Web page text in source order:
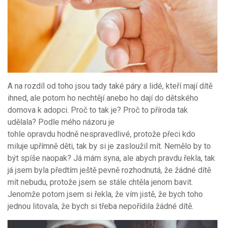
A na rozdíl od toho jsou tady také páry a lidé, kteří mají dítě
ihned, ale potom ho nechtějí anebo ho dají do dětského
domova k adopci. Proč to tak je? Proč to příroda tak
udělala? Podle mého názoru je
tohle opravdu hodně nespravedlivé, protože přeci kdo
miluje upřímně děti, tak by si je zasloužil mít. Nemělo by to
být spíše naopak? Já mám syna, ale abych pravdu řekla, tak
já jsem byla předtím ještě pevně rozhodnutá, že žádné dítě
mít nebudu, protože jsem se stále chtěla jenom bavit.
Jenomže potom jsem si řekla, že vím jistě, že bych toho
jednou litovala, že bych si třeba nepořídila žádné dítě.